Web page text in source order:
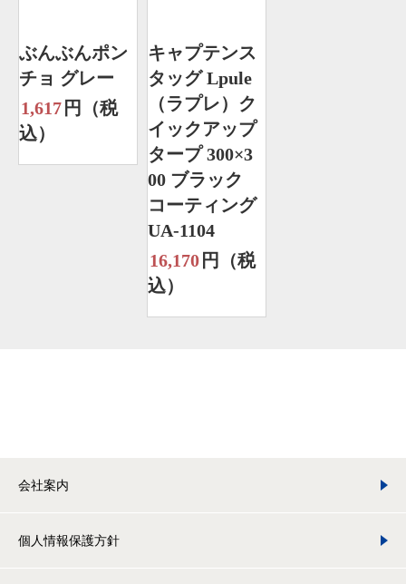
ぶんぶんポン
チョ グレー
1,617 円（税
込）
キャプテンス
タッグ Lpule
（ラプレ）ク
イックアップ
タープ 300×3
00 ブラック
コーティング
UA-1104
16,170 円（税
込）
会社案内
個人情報保護方針